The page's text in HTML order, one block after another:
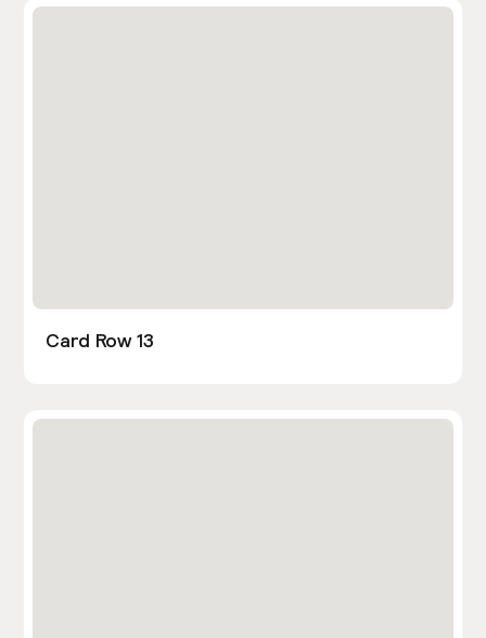
Card Row 13